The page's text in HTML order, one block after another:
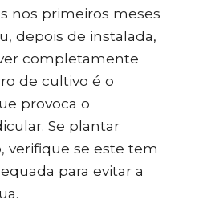
nos primeiros meses
depois de instalada,
completamente
de cultivo é o
provoca o
Se plantar
verifique se este tem
para evitar a